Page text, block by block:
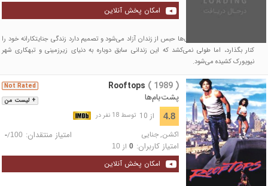
امکان پخش آنلاین
کارلیتو بریگانته پس از سال‌ها حبس از زندان آزاد می‌شود و تصمیم دارد زندگی جنایتکارانه خود را
کنار بگذارد، اما طولی نمی‌کشد که این زندانی سابق دوباره به دنیای زیرزمینی و تبهکاری شهر
نیویورک کشیده می‌شود.
+ لیست من
Not Rated Rooftops ( 1989 )
پشت‌بام‌ها
4.8 از 10 توسط 18 نفر در
اکشن, جنایی امتیاز منتقدان: -/100
امتیاز کاربران: 0از 10
امکان پخش آنلاین